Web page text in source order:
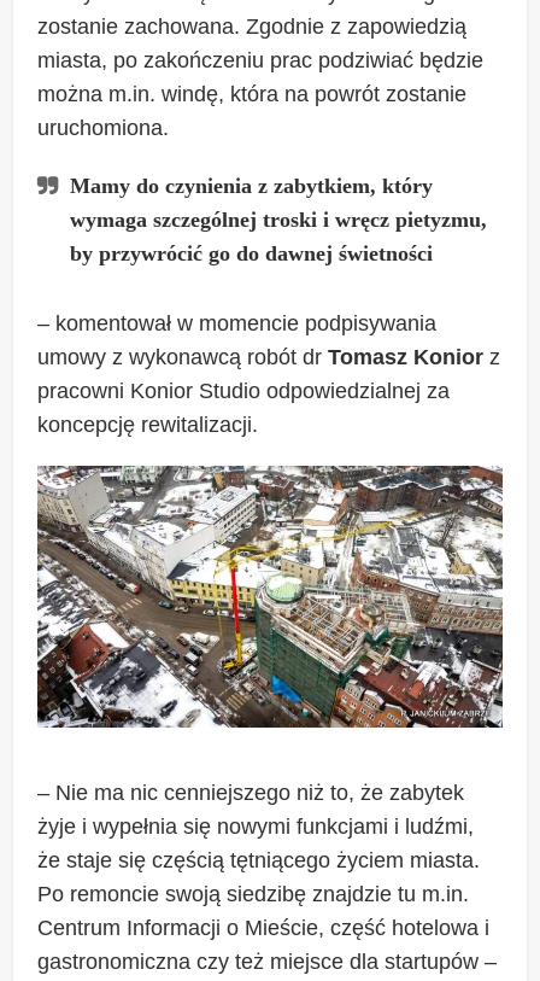
zostanie zachowana. Zgodnie z zapowiedzią
miasta, po zakończeniu prac podziwiać będzie
można m.in. windę, która na powrót zostanie
uruchomiona.
Mamy do czynienia z zabytkiem, który
wymaga szczególnej troski i wręcz pietyzmu,
by przywrócić go do dawnej świetności
– komentował w momencie podpisywania
umowy z wykonawcą robót drTomasz Konior z
pracowni Konior Studio odpowiedzialnej za
koncepcję rewitalizacji.
– Nie ma nic cenniejszego niż to, że zabytek
żyje i wypełnia się nowymi funkcjami i ludźmi,
że staje się częścią tętniącego życiem miasta.
Po remoncie swoją siedzibę znajdzie tu m.in.
Centrum Informacji o Mieście, część hotelowa i
gastronomiczna czy też miejsce dla startupów –